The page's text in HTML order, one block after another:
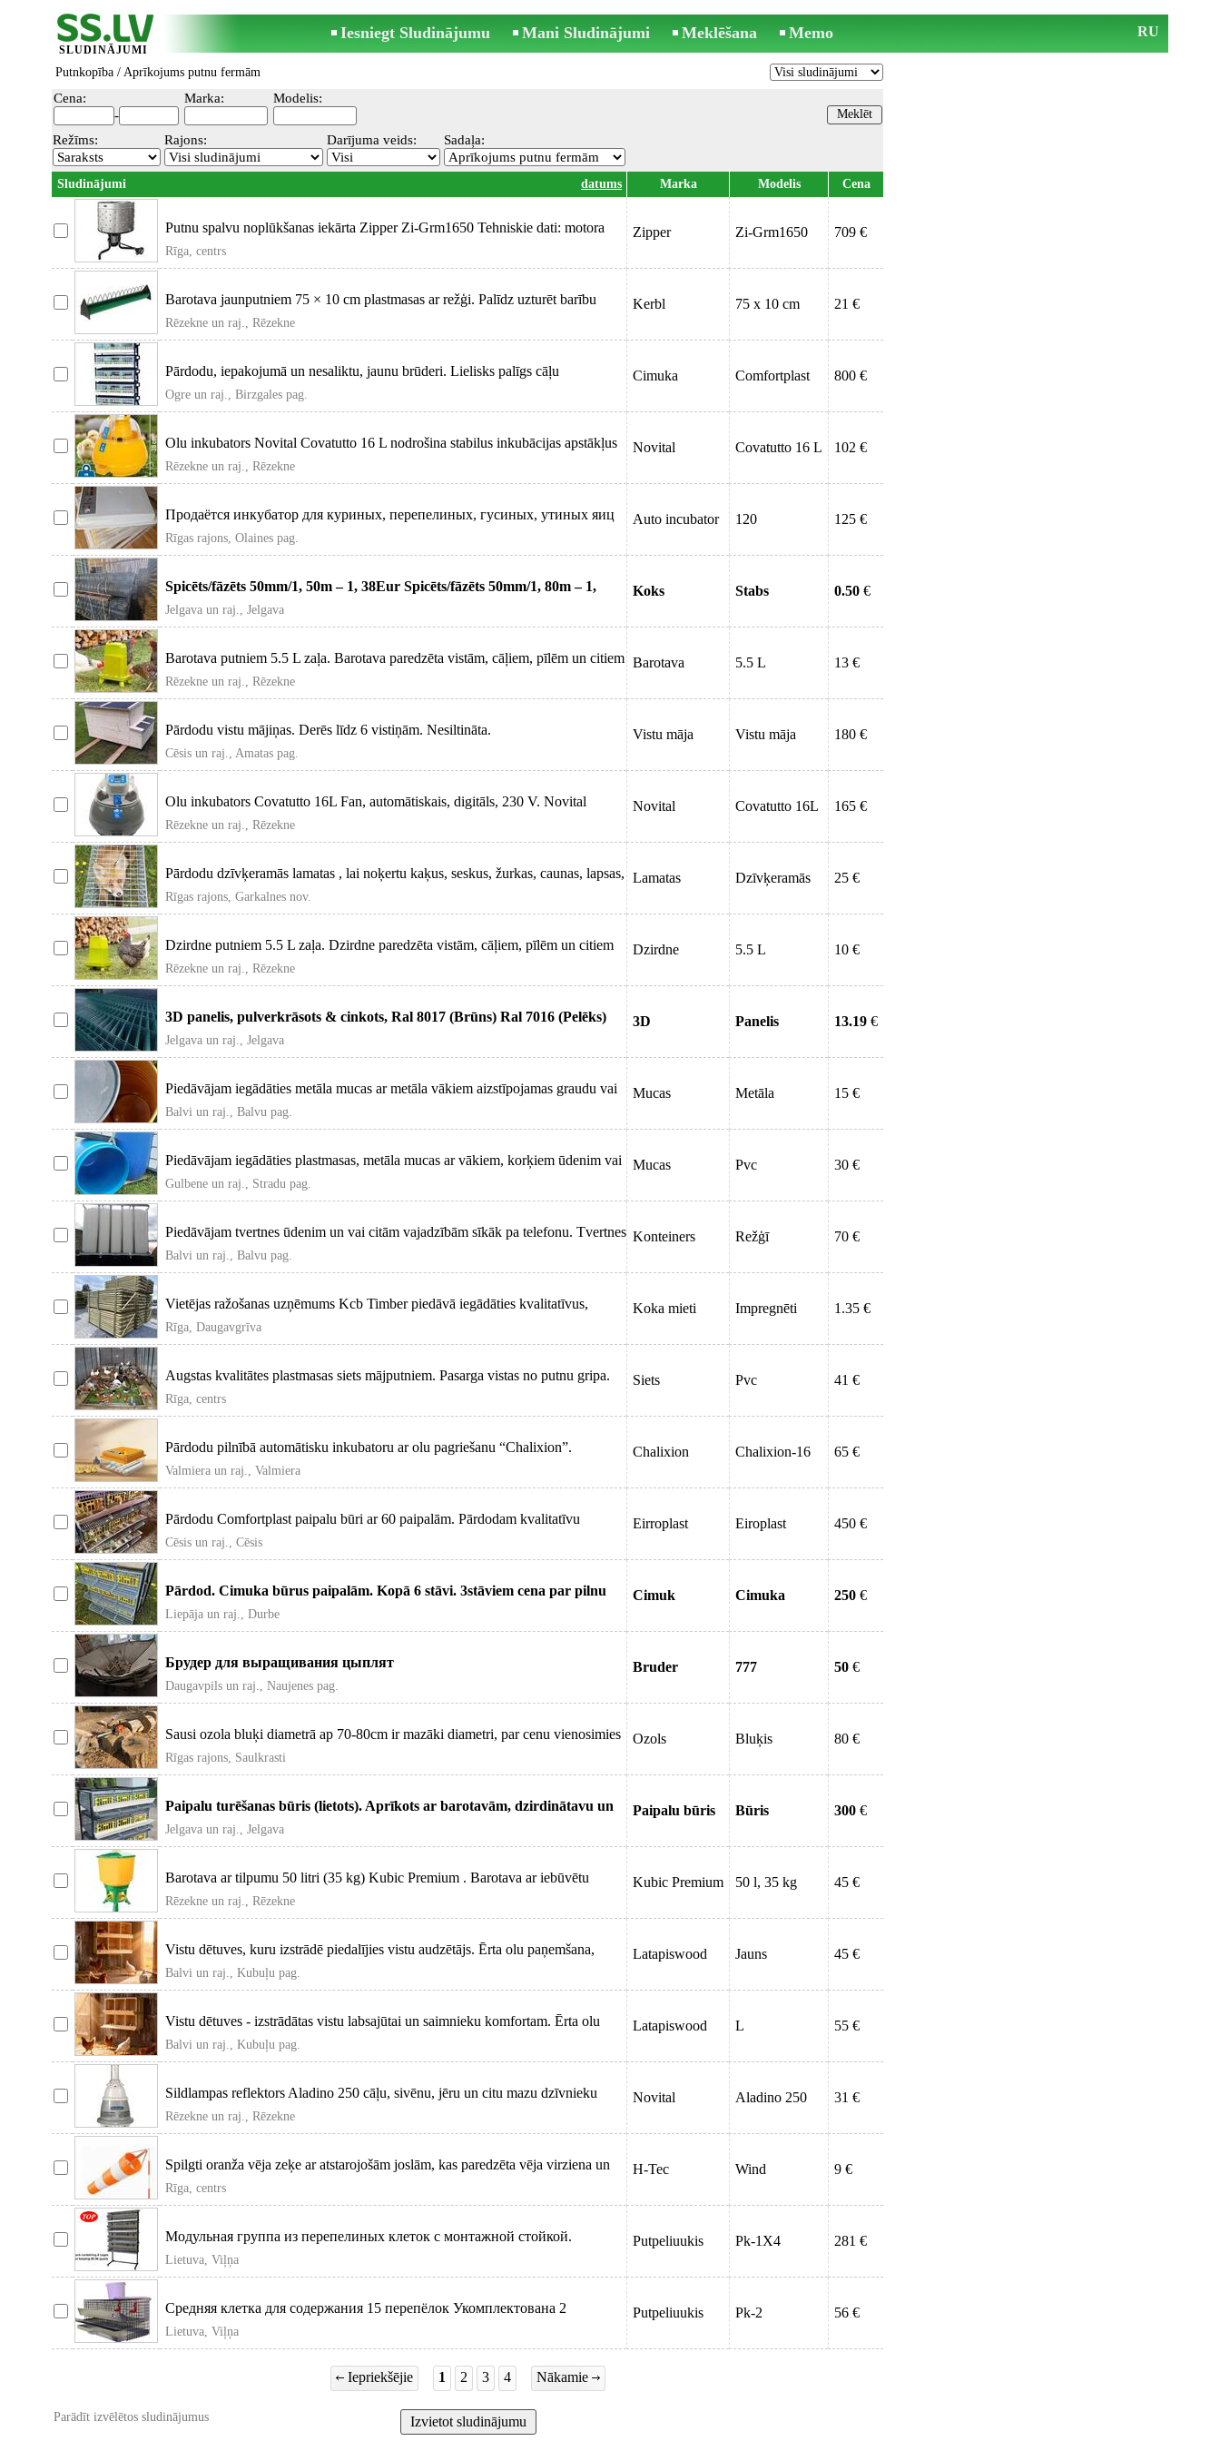
SLUDINĀJUMI
Iesniegt Sludinājumu Mani Sludinājumi Meklēšana Memo RU
Putnkopība / Aprīkojums putnu fermām
Cena:
-
Marka: Modelis:
Režīms: Rajons: Darījuma veids: Sadaļa:
Sludinājumi datums Marka Modelis Cena
Putnu spalvu noplūkšanas iekārta Zipper Zi-Grm1650 Tehniskie dati: motora
dati m
Rīga, centrs
Zipper Zi-Grm1650 709 €
Barotava jaunputniem 75 × 10 cm plastmasas ar režģi. Palīdz uzturēt barību
kārtībā un ļa
Rēzekne un raj., Rēzekne
Kerbl 75 x 10 cm 21 €
Pārdodu, iepakojumā un nesaliktu, jaunu brūderi. Lielisks palīgs cāļu
audzēšanai. B
Ogre un raj., Birzgales pag.
Cimuka Comfortplast 800 €
Olu inkubators Novital Covatutto 16 L nodrošina stabilus inkubācijas apstākļus
vistu, pī
Rēzekne un raj., Rēzekne
Novital Covatutto 16 L 102 €
Продаётся инкубатор для куриных, перепелиных, гусиных, утиных яиц
на 120 штук, имеет два
Rīgas rajons, Olaines pag.
Auto incubator 120 125 €
Spicēts/fāzēts 50mm/1, 50m – 1, 38Eur Spicēts/fāzēts 50mm/1, 80m – 1,
65Eur Spicēts/fā
Jelgava un raj., Jelgava
Koks Stabs 0.50 €
Barotava putniem 5.5 L zaļa. Barotava paredzēta vistām, cāļiem, pīlēm un citiem
mājputni
Rēzekne un raj., Rēzekne
Barotava 5.5 L 13 €
Pārdodu vistu mājiņas. Derēs līdz 6 vistiņām. Nesiltināta.
Cēsis un raj., Amatas pag.
Vistu māja Vistu māja 180 €
Olu inkubators Covatutto 16L Fan, automātiskais, digitāls, 230 V. Novital
Covatutto 16L
Rēzekne un raj., Rēzekne
Novital Covatutto 16L 165 €
Pārdodu dzīvķeramās lamatas , lai noķertu kaķus, seskus, žurkas, caunas, lapsas,
āpšus,
Rīgas rajons, Garkalnes nov.
Lamatas Dzīvķeramās 25 €
Dzirdne putniem 5.5 L zaļa. Dzirdne paredzēta vistām, cāļiem, pīlēm un citiem
mājputniem
Rēzekne un raj., Rēzekne
Dzirdne 5.5 L 10 €
3D panelis, pulverkrāsots & cinkots, Ral 8017 (Brūns) Ral 7016 (Pelēks)
Ral 6005 (zaļš)
Jelgava un raj., Jelgava
3D Panelis 13.19 €
Piedāvājam iegādāties metāla mucas ar metāla vākiem aizstīpojamas graudu vai
citu barību
Balvi un raj., Balvu pag.
Mucas Metāla 15 €
Piedāvājam iegādāties plastmasas, metāla mucas ar vākiem, korķiem ūdenim vai
graudu glab
Gulbene un raj., Stradu pag.
Mucas Pvc 30 €
Piedāvājam tvertnes ūdenim un vai citām vajadzībām sīkāk pa telefonu. Tvertnes
pieejamas
Balvi un raj., Balvu pag.
Konteiners Režģī 70 €
Vietējas ražošanas uzņēmums Kcb Timber piedāvā iegādāties kvalitatīvus,
impregnētus koka
Rīga, Daugavgrīva
Koka mieti Impregnēti 1.35 €
Augstas kvalitātes plastmasas siets mājputniem. Pasarga vistas no putnu gripa.
Siets sar
Rīga, centrs
Siets Pvc 41 €
Pārdodu pilnībā automātisku inkubatoru ar olu pagriešanu “Chalixion”.
Apraksts: Pilnī
Valmiera un raj., Valmiera
Chalixion Chalixion-16 65 €
Pārdodu Comfortplast paipalu būri ar 60 paipalām. Pārdodam kvalitatīvu
Comfortplast
Cēsis un raj., Cēsis
Eirroplast Eiroplast 450 €
Pārdod. Cimuka būrus paipalām. Kopā 6 stāvi. 3stāviem cena par pilnu
komplektu 240ei
Liepāja un raj., Durbe
Cimuk Cimuka 250 €
Брудер для выращивания цыплят
Daugavpils un raj., Naujenes pag.
Bruder 777 50 €
Sausi ozola bluķi diametrā ap 70-80cm ir mazāki diametri, par cenu vienosimies
Rīgas rajons, Saulkrasti
Ozols Bluķis 80 €
Paipalu turēšanas būris (lietots). Aprīkots ar barotavām, dzirdinātavu un
paplāti Je
Jelgava un raj., Jelgava
Paipalu būris Būris 300 €
Barotava ar tilpumu 50 litri (35 kg) Kubic Premium . Barotava ar iebūvētu
sadalošo režģi
Rēzekne un raj., Rēzekne
Kubic Premium 50 l, 35 kg 45 €
Vistu dētuves, kuru izstrādē piedalījies vistu audzētājs. Ērta olu paņemšana,
pateico
Balvi un raj., Kubuļu pag.
Latapiswood Jauns 45 €
Vistu dētuves - izstrādātas vistu labsajūtai un saimnieku komfortam. Ērta olu
paņemšan
Balvi un raj., Kubuļu pag.
Latapiswood L 55 €
Sildlampas reflektors Aladino 250 cāļu, sivēnu, jēru un citu mazu dzīvnieku
sildīšanai.
Rēzekne un raj., Rēzekne
Novital Aladino 250 31 €
Spilgti oranža vēja zeķe ar atstarojošām joslām, kas paredzēta vēja virziena un
aptuvenā
Rīga, centrs
H-Tec Wind 9 €
Модульная группа из перепелиных клеток с монтажной стойкой.
Изготовляется 2 типов: на 4
Lietuva, Viļņa
Putpeliuukis Pk-1X4 281 €
Средняя клетка для содержания 15 перепёлок Укомплектована 2
ниппельными поилками, удо
Lietuva, Viļņa
Putpeliuukis Pk-2 56 €
Iepriekšējie 1 2 3 4 Nākamie
Parādīt izvēlētos sludinājumus